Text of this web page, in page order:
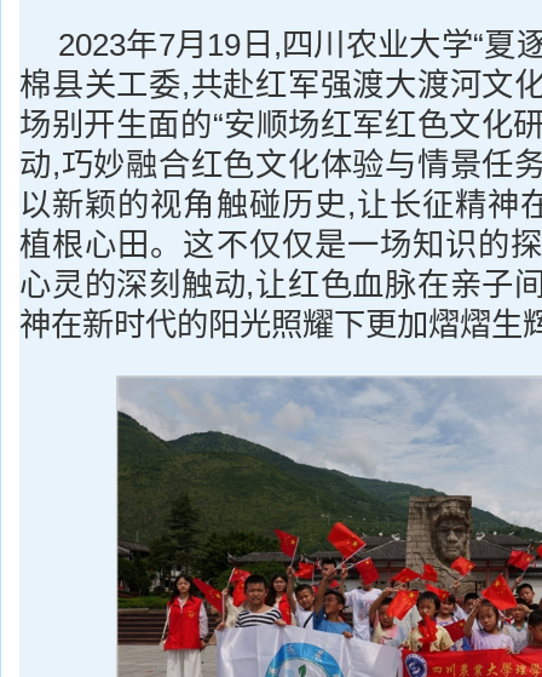
2023年7月19日,四川农业大学“夏
棉县关工委,共赴红军强渡大渡河文
场别开生面的“安顺场红军红色文化
动,巧妙融合红色文化体验与情景任
以新颖的视角触碰历史,让长征精神
植根心田。这不仅仅是一场知识的
心灵的深刻触动,让红色血脉在亲子
神在新时代的阳光照耀下更加熠熠生